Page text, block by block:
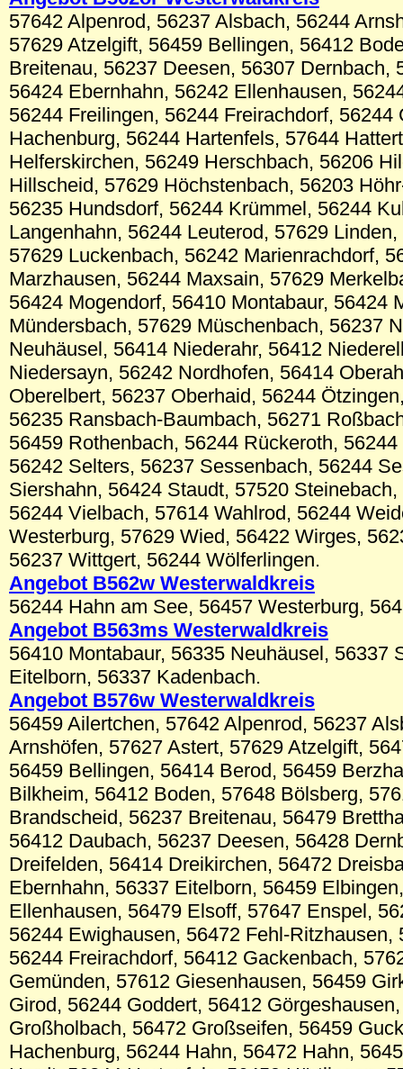
57642 Alpenrod, 56237 Alsbach, 56244
57629 Atzelgift, 56459 Bellingen, 56412
Breitenau, 56237 Deesen, 56307 Dernbach,
56424 Ebernhahn, 56242 Ellenhausen,
56244 Freilingen, 56244 Freirachdorf, 56244
Hachenburg, 56244 Hartenfels, 57644
Helferskirchen, 56249 Herschbach, 56206
Hillscheid, 57629 Höchstenbach, 56203
56235 Hundsdorf, 56244 Krümmel, 56244
Langenhahn, 56244 Leuterod, 57629
57629 Luckenbach, 56242 Marienrachdorf,
Marzhausen, 56244 Maxsain, 57629
56424 Mogendorf, 56410 Montabaur, 56424
Mündersbach, 57629 Müschenbach, 56237
Neuhäusel, 56414 Niederahr, 56412
Niedersayn, 56242 Nordhofen, 56414
Oberelbert, 56237 Oberhaid, 56244
56235 Ransbach-Baumbach, 56271
56459 Rothenbach, 56244 Rückeroth,
56242 Selters, 56237 Sessenbach, 56244
Siershahn, 56424 Staudt, 57520
56244 Vielbach, 57614 Wahlrod, 56244
Westerburg, 57629 Wied, 56422 Wirges,
56237 Wittgert, 56244 Wölferlingen.
Angebot B562w Westerwaldkreis
56244 Hahn am See, 56457 Westerburg,
Angebot B563ms Westerwaldkreis
56410 Montabaur, 56335 Neuhäusel, 56337
Eitelborn, 56337 Kadenbach.
Angebot B576w Westerwaldkreis
56459 Ailertchen, 57642 Alpenrod, 56237
Arnshöfen, 57627 Astert, 57629 Atzelgift,
56459 Bellingen, 56414 Berod, 56459
Bilkheim, 56412 Boden, 57648 Bölsberg,
Brandscheid, 56237 Breitenau, 56479
56412 Daubach, 56237 Deesen, 56428
Dreifelden, 56414 Dreikirchen, 56472
Ebernhahn, 56337 Eitelborn, 56459
Ellenhausen, 56479 Elsoff, 57647 Enspel,
56244 Ewighausen, 56472 Fehl-Ritzhausen,
56244 Freirachdorf, 56412 Gackenbach,
Gemünden, 57612 Giesenhausen, 56459
Girod, 56244 Goddert, 56412
Großholbach, 56472 Großseifen, 56459
Hachenburg, 56244 Hahn, 56472 Hahn,